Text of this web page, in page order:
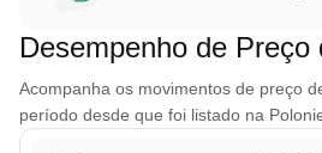
Desempenho de
Acompanha os movimentos de preço
período desde que foi listado na